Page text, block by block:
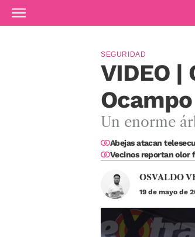
Ir al contenido principal
VIDEO
SEGURIDAD
Un enorme
Abejas atacan
Vecinos reportan olor
OSVALDO
19 de mayo de